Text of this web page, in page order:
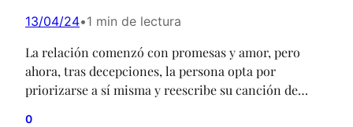
13/04/24•1 min de lectura
La relación comenzó con promesas y amor, pero
ahora, tras decepciones, la persona opta por
priorizarse a sí misma y reescribe su canción de
0